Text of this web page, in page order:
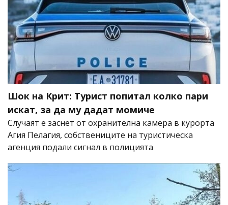
Шок на Крит: Турист попитал колко пари
искат, за да му дадат момиче
Случаят е заснет от охранителна камера в курорта
Агия Пелагия, собствениците на туристическа
агенция подали сигнал в полицията